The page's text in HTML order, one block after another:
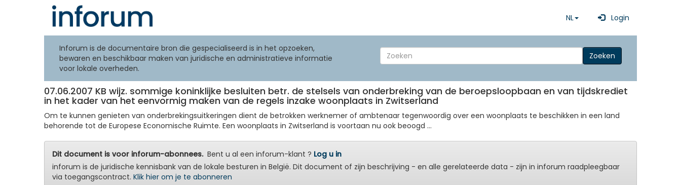
NL Login
Inforum is de documentaire bron die gespecialiseerd is in het opzoeken,
bewaren en beschikbaar maken van juridische en administratieve informatie
voor lokale overheden.
Zoeken
07.06.2007 KB wijz. sommige koninklijke besluiten betr. de stelsels van onderbreking van de beroepsloopbaan en van tijdskrediet
in het kader van het eenvormig maken van de regels inzake woonplaats in Zwitserland
Om te kunnen genieten van onderbrekingsuitkeringen dient de betrokken werknemer of ambtenaar tegenwoordig over een woonplaats te beschikken in een land
behorende tot de Europese Economische Ruimte. Een woonplaats in Zwitserland is voortaan nu ook beoogd ...
Dit document is voor inforum-abonnees.Bent u al een inforum-klant ? Log u in
inforum is de juridische kennisbank van de lokale besturen in België. Dit document of zijn beschrijving - en alle gerelateerde data - zijn in inforum raadpleegbaar
via toegangscontract. Klik hier om je te abonneren